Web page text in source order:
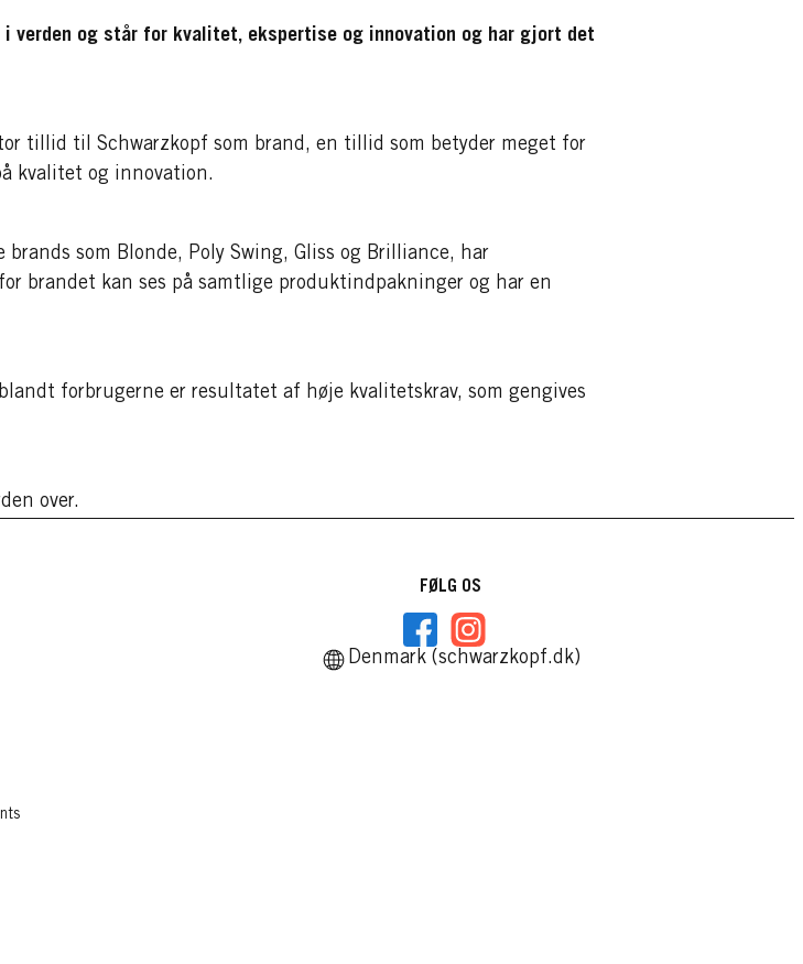
verden og står for kvalitet, ekspertise og innovation og har gjort det
tillid til Schwarzkopf som brand, en tillid som betyder meget for
kvalitet og innovation.
som Blonde, Poly Swing, Gliss og Brilliance, har
brandet kan ses på samtlige produktindpakninger og har en
forbrugerne er resultatet af høje kvalitetskrav, som gengives
over.
FØLG OS
Denmark (schwarzkopf.dk)